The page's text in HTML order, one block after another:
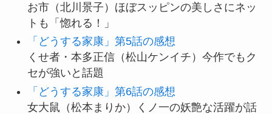
お市（北川景子）ほぼスッピンの美しさにネッ
トも「惚れる！」
「どうする家康」第5話の感想
くせ者・本多正信（松山ケンイチ）今作でもク
セが強いと話題
「どうする家康」第6話の感想
女大鼠（松本まりか）くノ一の妖艶な活躍が話